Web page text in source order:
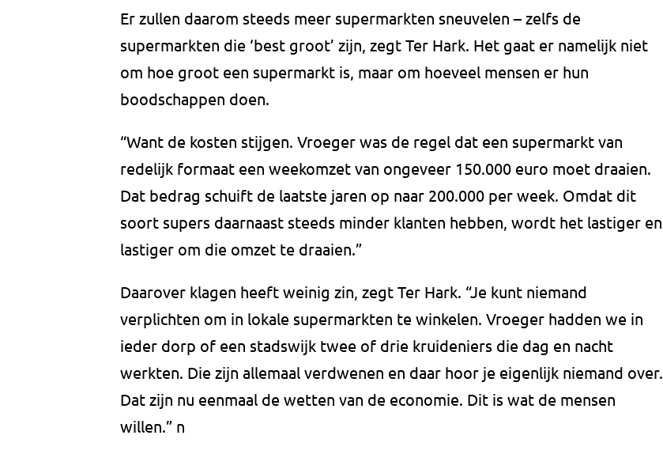
Er zullen daarom steeds meer supermarkten sneuvelen – zelfs de
supermarkten die ‘best groot’ zijn, zegt Ter Hark. Het gaat er namelijk niet
om hoe groot een supermarkt is, maar om hoeveel mensen er hun
boodschappen doen.
“Want de kosten stijgen. Vroeger was de regel dat een supermarkt van
redelijk formaat een weekomzet van ongeveer 150.000 euro moet draaien.
Dat bedrag schuift de laatste jaren op naar 200.000 per week. Omdat dit
soort supers daarnaast steeds minder klanten hebben, wordt het lastiger en
lastiger om die omzet te draaien.”
Daarover klagen heeft weinig zin, zegt Ter Hark. “Je kunt niemand
verplichten om in lokale supermarkten te winkelen. Vroeger hadden we in
ieder dorp of een stadswijk twee of drie kruideniers die dag en nacht
werkten. Die zijn allemaal verdwenen en daar hoor je eigenlijk niemand over.
Dat zijn nu eenmaal de wetten van de economie. Dit is wat de mensen
willen.” n